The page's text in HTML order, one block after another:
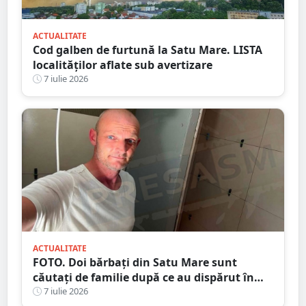
ACTUALITATE
Cod galben de furtună la Satu Mare. LISTA
localităților aflate sub avertizare
7 iulie 2026
ACTUALITATE
FOTO. Doi bărbați din Satu Mare sunt
căutați de familie după ce au dispărut în
drum spre casă
7 iulie 2026